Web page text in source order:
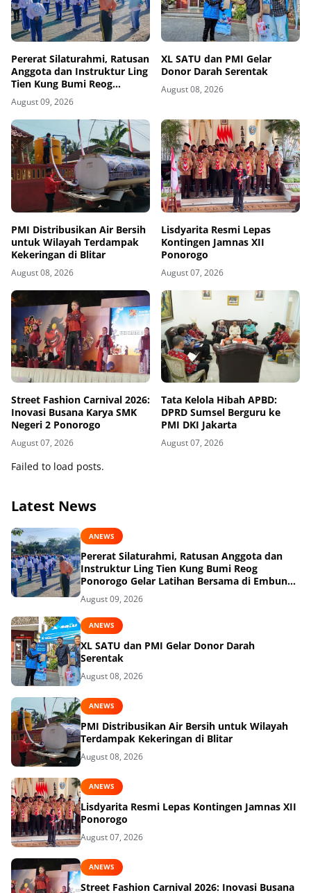
Pererat Silaturahmi, Ratusan
Anggota dan Instruktur Ling
Tien Kung Bumi Reog
Ponorogo Gelar Latihan
Bersama di Embung Pakel
August 09, 2026
XL SATU dan PMI Gelar
Donor Darah Serentak
August 08, 2026
PMI Distribusikan Air Bersih
untuk Wilayah Terdampak
Kekeringan di Blitar
August 08, 2026
Lisdyarita Resmi Lepas
Kontingen Jamnas XII
Ponorogo
August 07, 2026
Street Fashion Carnival 2026:
Inovasi Busana Karya SMK
Negeri 2 Ponorogo
August 07, 2026
Tata Kelola Hibah APBD:
DPRD Sumsel Berguru ke
PMI DKI Jakarta
August 07, 2026
Failed to load posts.
Latest News
ANEWS
Pererat Silaturahmi, Ratusan Anggota dan
Instruktur Ling Tien Kung Bumi Reog
Ponorogo Gelar Latihan Bersama di Embung
Pakel
August 09, 2026
ANEWS
XL SATU dan PMI Gelar Donor Darah
Serentak
August 08, 2026
ANEWS
PMI Distribusikan Air Bersih untuk Wilayah
Terdampak Kekeringan di Blitar
August 08, 2026
ANEWS
Lisdyarita Resmi Lepas Kontingen Jamnas XII
Ponorogo
August 07, 2026
ANEWS
Street Fashion Carnival 2026: Inovasi Busana